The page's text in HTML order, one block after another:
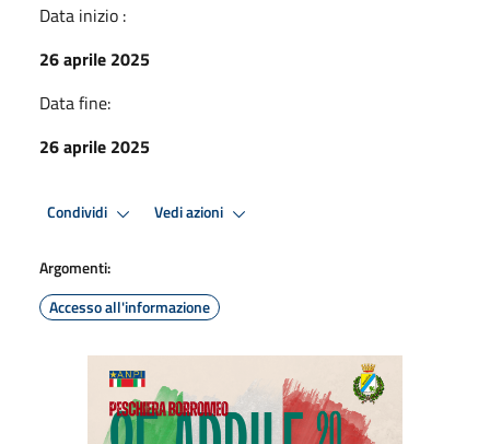
Data inizio :
26 aprile 2025
Data fine:
26 aprile 2025
Condividi Vedi azioni
Argomenti:
Accesso all'informazione